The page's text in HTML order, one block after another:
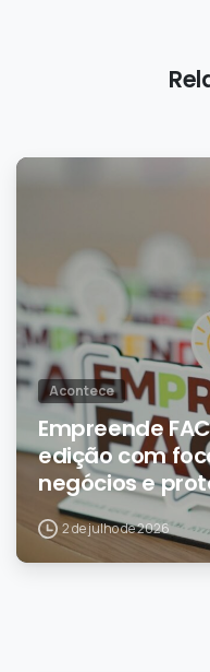
Acontece
Empreende
edição com
negócios e
2 de julho de 2026